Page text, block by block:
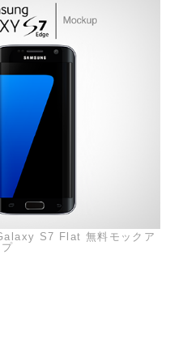
S7 Flat 無料モックア
プ